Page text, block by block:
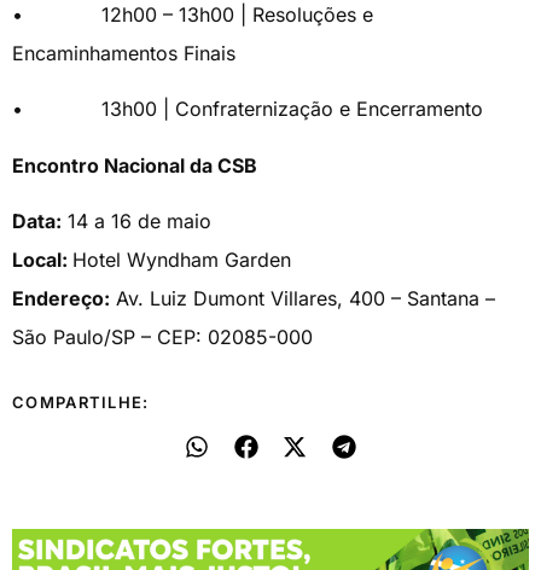
• 12h00 – 13h00 | Resoluções e
Encaminhamentos Finais
• 13h00 | Confraternização e Encerramento
Encontro Nacional da CSB
Data: 14 a 16 de maio
Local: Hotel Wyndham Garden
Endereço: Av. Luiz Dumont Villares, 400 – Santana –
São Paulo/SP – CEP: 02085-000
COMPARTILHE: